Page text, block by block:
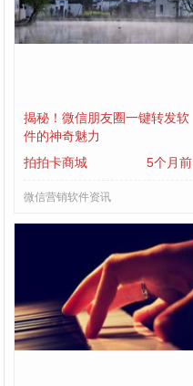
揭秘！微信朋友圈一键转发软
件的神奇魅力
拍拍卡商城
5个月前
微信营销软件资讯